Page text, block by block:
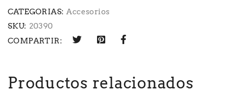
CATEGORIAS: Accesorios
SKU: 20390
COMPARTIR:
Productos relacionados